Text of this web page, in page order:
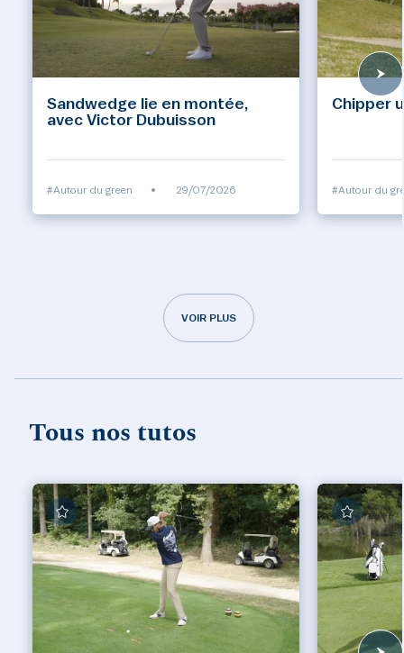
Sandwedge lie en montée,
avec Victor Dubuisson
#Autour du green • 29/07/2026
Chipper
#Autour du
VOIR PLUS
Tous nos tutos